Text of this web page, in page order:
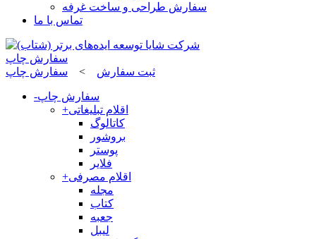
سفارش طراحی و ساخت غرفه
تماس با ما
سفارش چاپ
ثبت سفارش > سفارش چاپ
-سفارش چاپ
+اقلام تبلیغاتی
کاتالوگ
بروشور
پوستر
فلایر
+اقلام مصرفی
مجله
کتاب
جعبه
لیبل